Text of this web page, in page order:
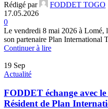
Rédigé par
FODDET TOGO
17.05.2026
0
Le vendredi 8 mai 2026 à
son partenaire Plan International
Continuer à lire
19 Sep
Actualité
FODDET échange avec
Résident de Plan